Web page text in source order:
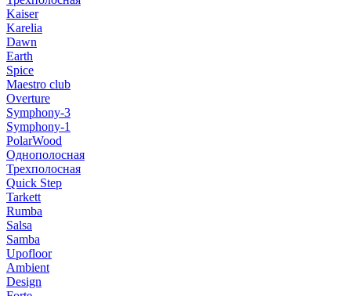
Kaiser
Karelia
Dawn
Earth
Spice
Maestro club
Overture
Symphony-3
Symphony-1
PolarWood
Однополосная
Трехполосная
Quick Step
Tarkett
Rumba
Salsa
Samba
Upofloor
Ambient
Design